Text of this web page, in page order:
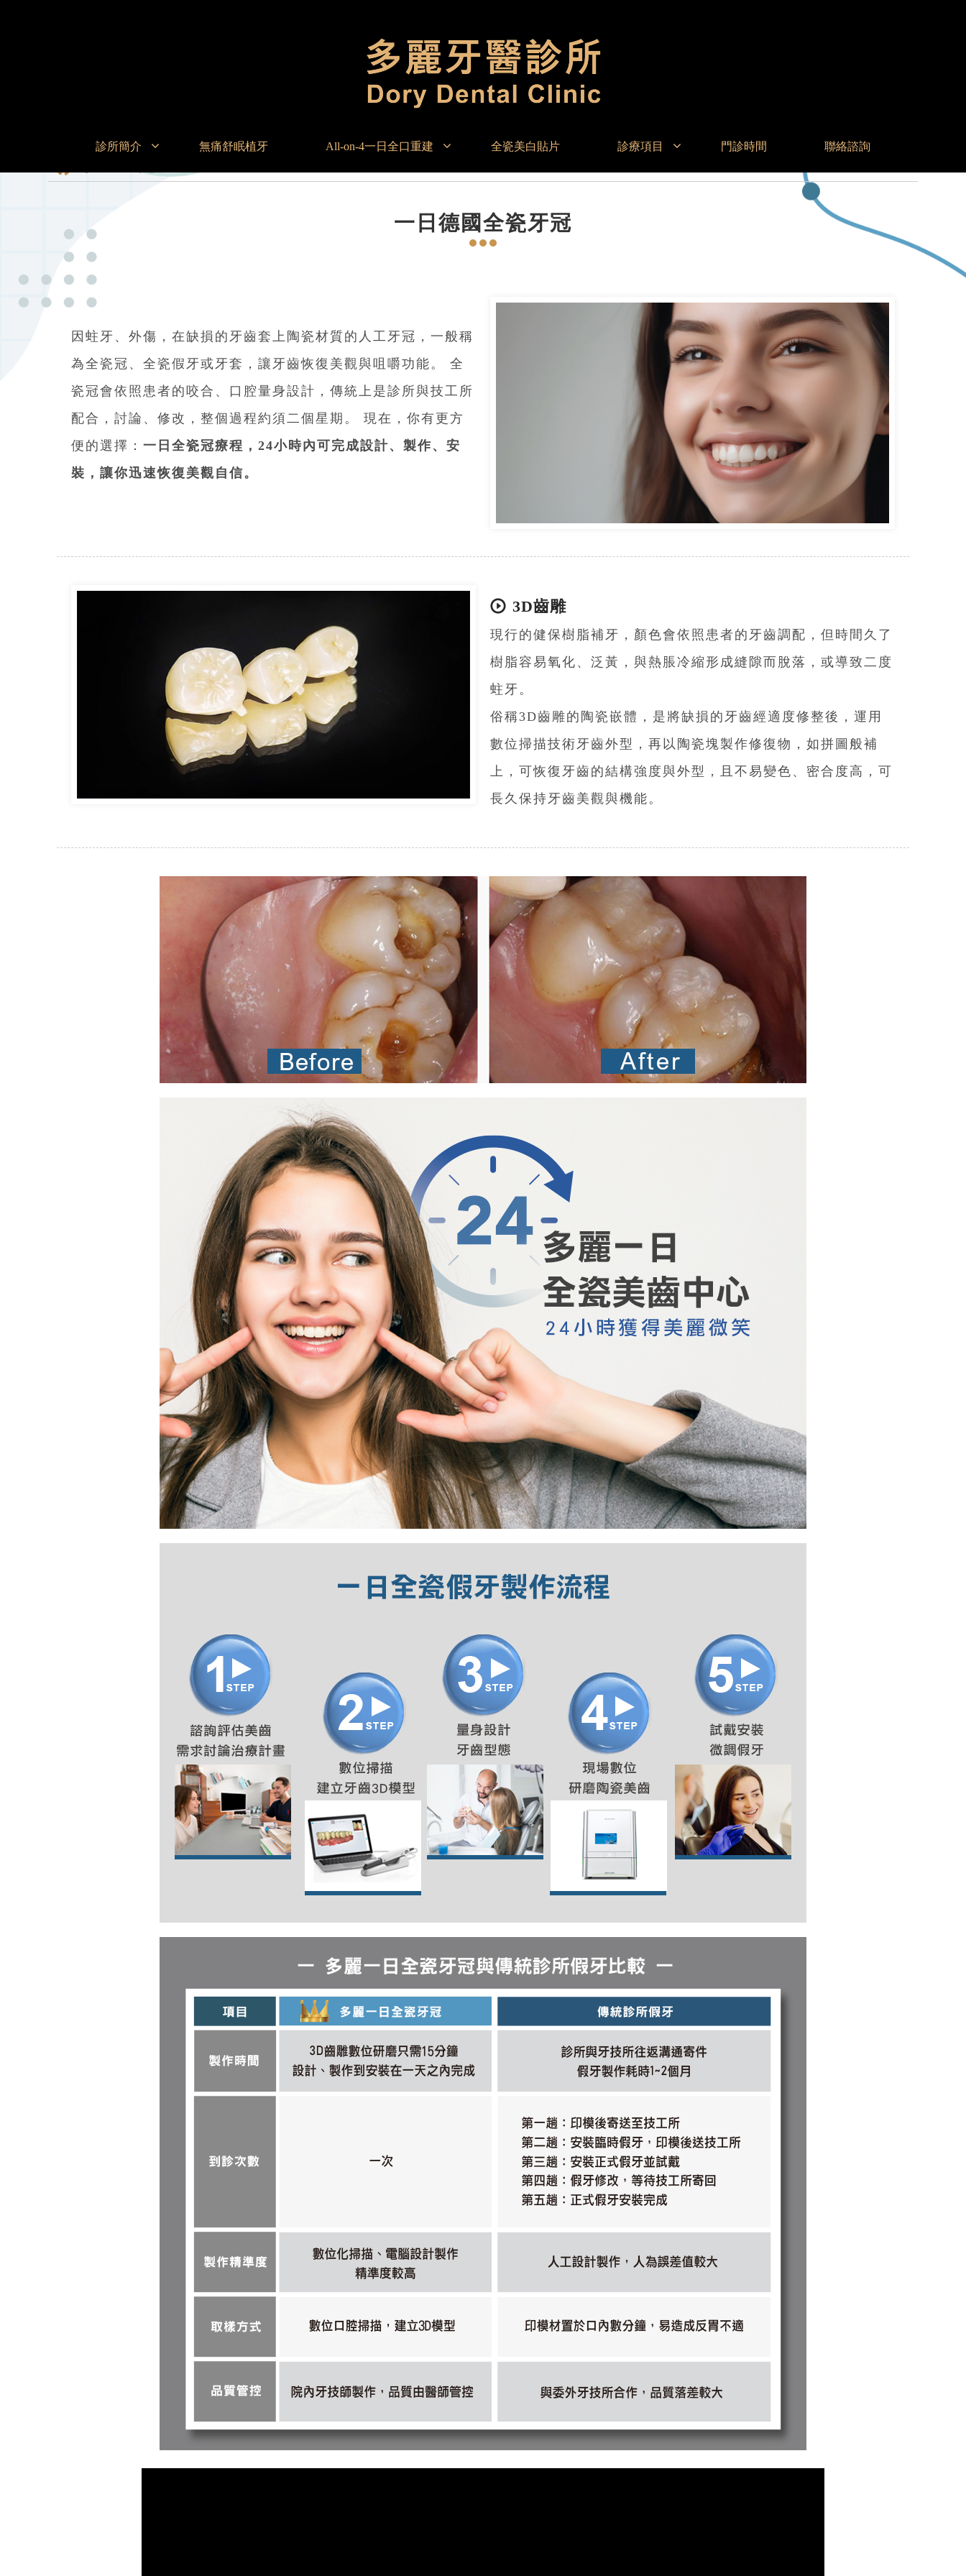
診所簡介 無痛舒眠植牙 All-on-4一日全口重建 全瓷美白貼片 診療項目 門診時間 聯絡諮詢
一日德國全瓷牙冠
因蛀牙、外傷，在缺損的牙齒套上陶瓷材質的人工牙冠，一般稱
為全瓷冠、全瓷假牙或牙套，讓牙齒恢復美觀與咀嚼功能。 全
瓷冠會依照患者的咬合、口腔量身設計，傳統上是診所與技工所
配合，討論、修改，整個過程約須二個星期。 現在，你有更方
便的選擇：一日全瓷冠療程，24小時內可完成設計、製作、安
裝，讓你迅速恢復美觀自信。
3D齒雕
現行的健保樹脂補牙，顏色會依照患者的牙齒調配，但時間久了
樹脂容易氧化、泛黃，與熱脹冷縮形成縫隙而脫落，或導致二度
蛀牙。
俗稱3D齒雕的陶瓷嵌體，是將缺損的牙齒經適度修整後，運用
數位掃描技術牙齒外型，再以陶瓷塊製作修復物，如拼圖般補
上，可恢復牙齒的結構強度與外型，且不易變色、密合度高，可
長久保持牙齒美觀與機能。